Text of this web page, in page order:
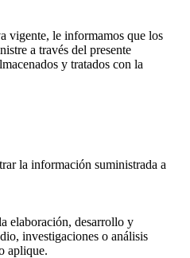
vigente, le informamos que los
a través del presente
y tratados con la
la información suministrada a
elaboración, desarrollo y
investigaciones o análisis
aplique.